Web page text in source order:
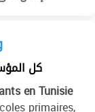
كل
en Tunisie